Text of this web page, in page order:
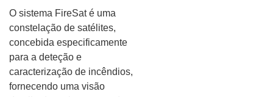
O sistema FireSat é uma
constelação de satélites,
concebida especificamente
para a deteção e
caracterização de incêndios,
fornecendo uma visão